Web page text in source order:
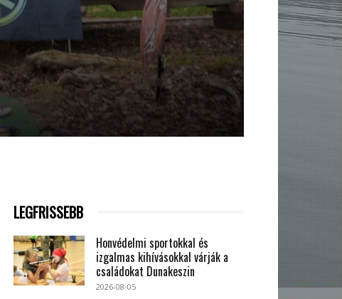
LEGFRISSEBB
Honvédelmi sportokkal és
izgalmas kihívásokkal várják a
családokat Dunakeszin
2026-08-05